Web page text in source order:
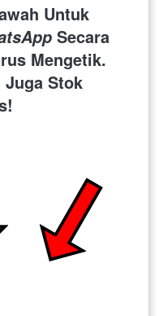
Untuk
Secara
Mengetik.
Juga Stok